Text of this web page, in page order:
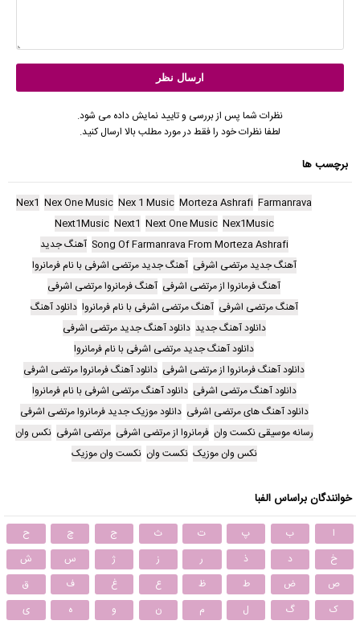
نظرات شما پس از بررسی و تایید نمایش داده می شود.
لطفا نظرات خود را فقط در مورد مطلب بالا ارسال کنید.
برچسب ها
Farmanrava
Morteza Ashrafi
Nex 1 Music
Nex One Music
Nex1
Nex1Music
Next One Music
Next1
Next1Music
Song Of Farmanrava From Morteza Ashrafi آهنگ جدید
آهنگ جدید مرتضی اشرفی آهنگ جدید مرتضی اشرفی با نام فرمانروا
آهنگ فرمانروا از مرتضی اشرفی آهنگ فرمانروا مرتضی اشرفی
آهنگ مرتضی اشرفی آهنگ مرتضی اشرفی با نام فرمانروا دانلود آهنگ
دانلود آهنگ جدید دانلود آهنگ جدید مرتضی اشرفی
دانلود آهنگ جدید مرتضی اشرفی با نام فرمانروا
دانلود آهنگ فرمانروا از مرتضی اشرفی دانلود آهنگ فرمانروا مرتضی اشرفی
دانلود آهنگ مرتضی اشرفی دانلود آهنگ مرتضی اشرفی با نام فرمانروا
دانلود آهنگ های مرتضی اشرفی دانلود موزیک جدید فرمانروا مرتضی اشرفی
رسانه موسیقی نکست وان فرمانروا از مرتضی اشرفی مرتضی اشرفی نکس وان
نکس وان موزیک نکست وان نکست وان موزیک
خوانندگان براساس الفبا
ا ب پ ت ث ج چ
ح
خ
د ذ ر ز ژ س
ش
ص
ض ط ظ ع غ ف
ق
ک
گ ل م ن و ه ی